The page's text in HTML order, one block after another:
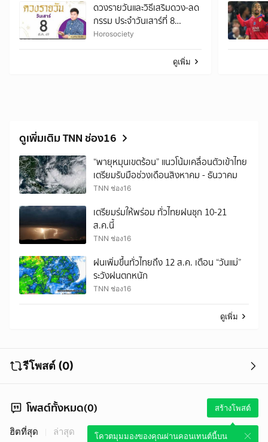
ดวงรายวันและวิธีเสริมดวง-ลด
กรรม ประจำวันเสาร์ที่ 8
สิงหาคม 2569
Horosociety
ดูเพิ่ม
ดูเพิ่มเติม TNN ช่อง16
“พายุหมุนเขตร้อน” แนวโน้มเคลื่อนตัวเข้าไทย
เตรียมรับมือช่วงเดือนสิงหาคม - ธันวาคม
TNN ช่อง16
เตรียมร่มให้พร่อม ทั่วไทยฝนชุก 10-21
ส.ค.นี้
TNN ช่อง16
ฝนเพิ่มขึ้นทั่วไทยถึง 12 ส.ค. เตือน “วันแม่”
ระวังฝนตกหนัก
TNN ช่อง16
ดูเพิ่ม
รีโพสต์ (0)
โพสต์ทั้งหมด(0) สร้างโพสต์
โควตมุมมองของคุณผ่านคอนเทนต์นี้บน
ฮิตที่สุด ล่าสุด